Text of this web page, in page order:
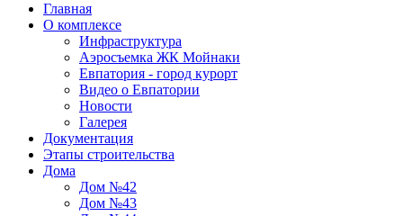
Главная
О комплексе
Инфраструктура
Аэросъемка ЖК Мойнаки
Евпатория - город курорт
Видео о Евпатории
Новости
Галерея
Документация
Этапы строительства
Дома
Дом №42
Дом №43